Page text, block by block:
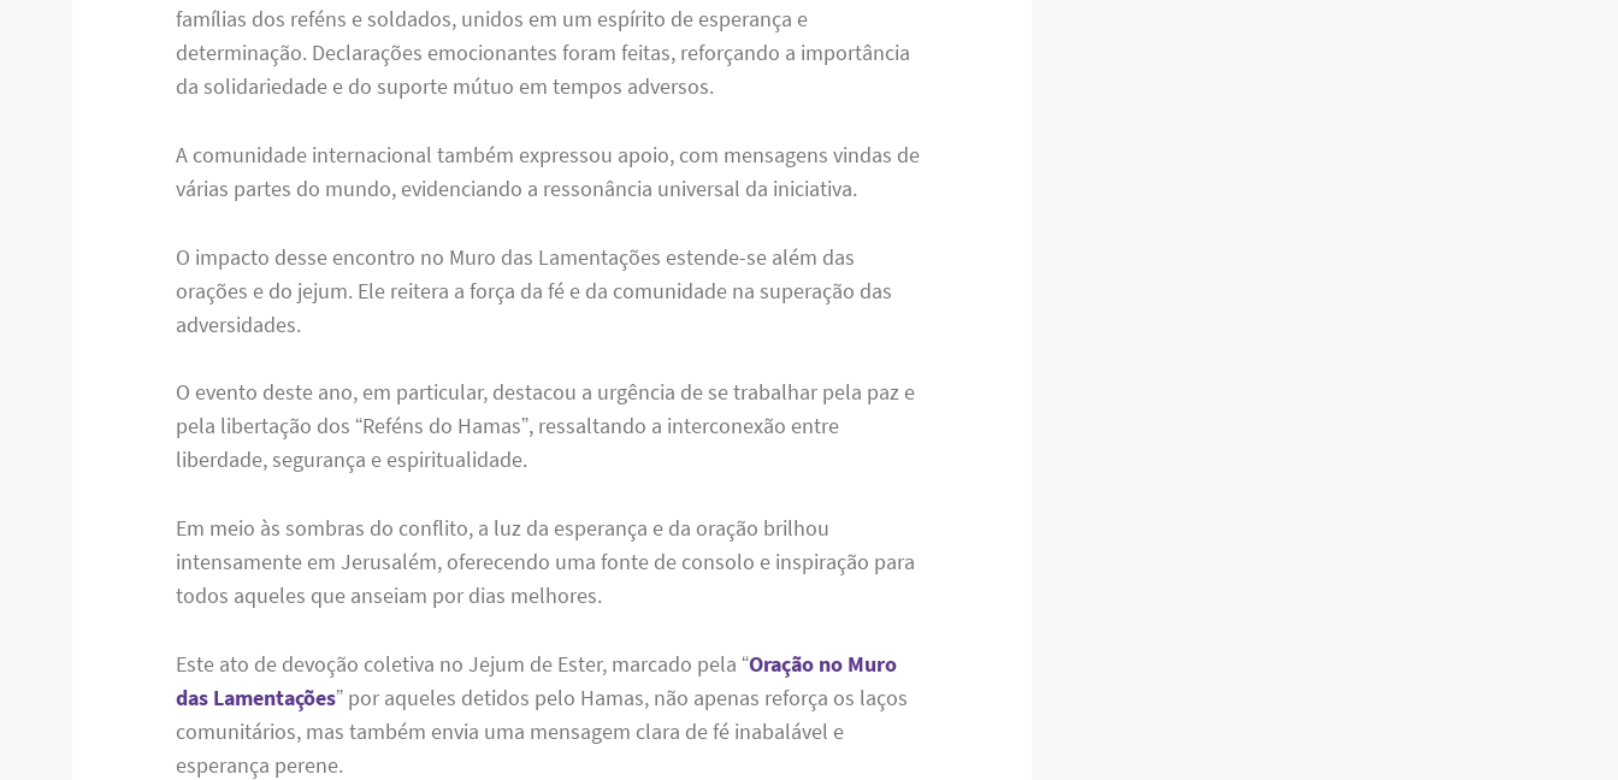
famílias dos reféns e soldados, unidos em um espírito de esperança e
determinação. Declarações emocionantes foram feitas, reforçando a importância
da solidariedade e do suporte mútuo em tempos adversos.
A comunidade internacional também expressou apoio, com mensagens vindas de
várias partes do mundo, evidenciando a ressonância universal da iniciativa.
O impacto desse encontro no Muro das Lamentações estende-se além das
orações e do jejum. Ele reitera a força da fé e da comunidade na superação das
adversidades.
O evento deste ano, em particular, destacou a urgência de se trabalhar pela paz e
pela libertação dos “Reféns do Hamas”, ressaltando a interconexão entre
liberdade, segurança e espiritualidade.
Em meio às sombras do conflito, a luz da esperança e da oração brilhou
intensamente em Jerusalém, oferecendo uma fonte de consolo e inspiração para
todos aqueles que anseiam por dias melhores.
Este ato de devoção coletiva no Jejum de Ester, marcado pela “Oração no Muro
das Lamentações” por aqueles detidos pelo Hamas, não apenas reforça os laços
comunitários, mas também envia uma mensagem clara de fé inabalável e
esperança perene.